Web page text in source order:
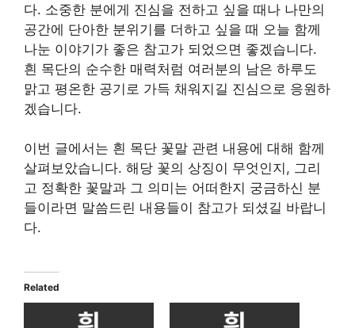
다. 소중한 분에게 진심을 전하고 싶을 때나 나만의
공간에 단아한 분위기를 더하고 싶을 때 오늘 함께
나눈 이야기가 좋은 참고가 되었으면 좋겠습니다.
흰 목단의 순수한 매력처럼 여러분의 남은 하루도
맑고 평온한 공기로 가득 채워지길 진심으로 응원하
겠습니다.
이번 글에서는 흰 목단 꽃말 관련 내용에 대해 함께
살펴보았습니다. 해당 꽃의 상징이 무엇인지, 그리
고 정확한 꽃말과 그 의미는 어떠한지 궁금하신 분
들이라면 말씀드린 내용들이 참고가 되셨길 바랍니
다.
Related